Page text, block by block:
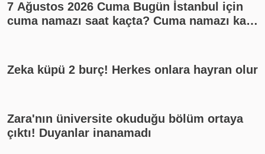
7 Ağustos 2026 Cuma Bugün İstanbul için
cuma namazı saat kaçta? Cuma namazı kaç
Zeka küpü 2 burç! Herkes onlara hayran olur
Zara'nın üniversite okuduğu bölüm ortaya
çıktı! Duyanlar inanamadı